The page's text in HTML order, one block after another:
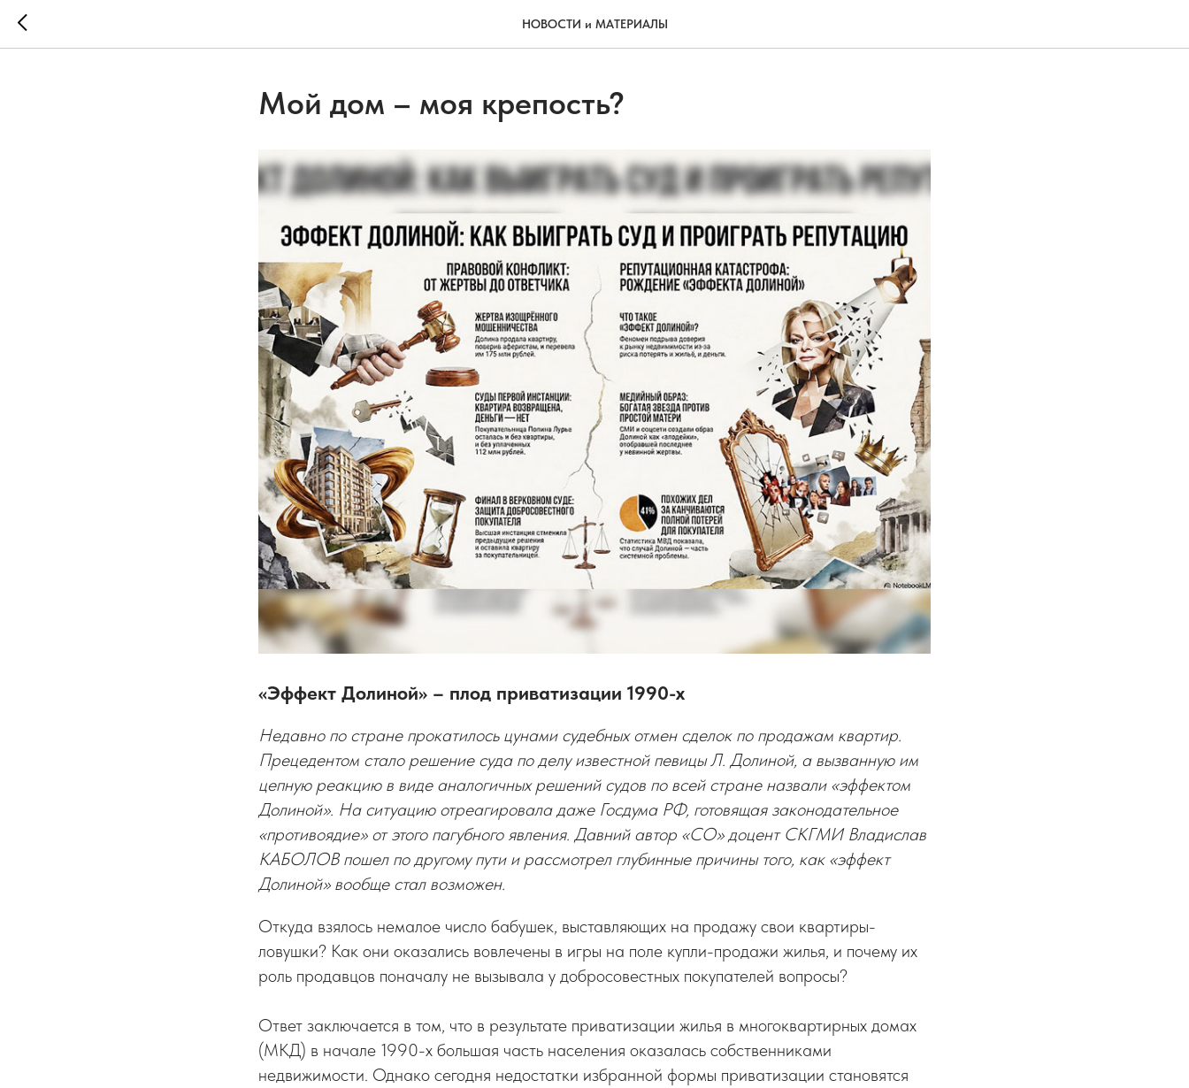
НОВОСТИ и МАТЕРИАЛЫ
Мой дом – моя крепость?
«Эффект Долиной» – плод приватизации 1990-х
Недавно по стране прокатилось цунами судебных отмен сделок по продажам квартир.
Прецедентом стало решение суда по делу известной певицы Л. Долиной, а вызванную им
цепную реакцию в виде аналогичных решений судов по всей стране назвали «эффектом
Долиной». На ситуацию отреагировала даже Госдума РФ, готовящая законодательное
«противоядие» от этого пагубного явления. Давний автор «СО» доцент СКГМИ Владислав
КАБОЛОВ пошел по другому пути и рассмотрел глубинные причины того, как «эффект
Долиной» вообще стал возможен.
Откуда взялось немалое число бабушек, выставляющих на продажу свои квартиры-
ловушки? Как они оказались вовлечены в игры на поле купли-продажи жилья, и почему их
роль продавцов поначалу не вызывала у добросовестных покупателей вопросы?
Ответ заключается в том, что в результате приватизации жилья в многоквартирных домах
(МКД) в начале 1990-х большая часть населения оказалась собственниками
недвижимости. Однако сегодня недостатки избранной формы приватизации становятся